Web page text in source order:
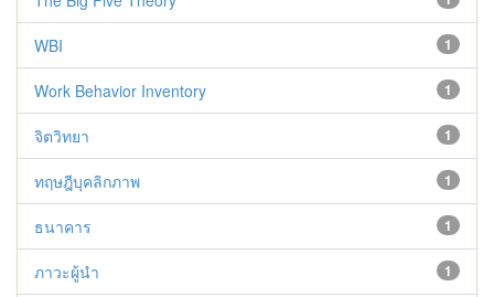
1
WBI
1
Work Behavior Inventory
1
จิตวิทยา
1
ทฤษฎีบุคลิกภาพ
1
ธนาคาร
1
ภาวะผู้นำ